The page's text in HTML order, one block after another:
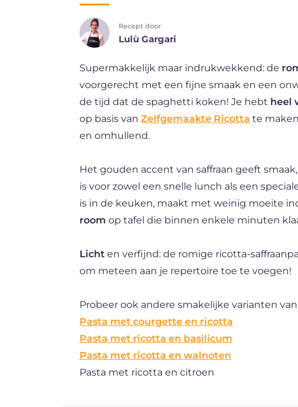
FR
BR
Recept door
Lulù Gargari
Supermakkelijk maar indrukwekkend: de
voorgerecht met een fijne smaak en een
de tijd dat de spaghetti koken! Je hebt heel
op basis van Zelfgemaakte Ricotta te
en omhullend.
Het gouden accent van saffraan geeft
is voor zowel een snelle lunch als een
is in de keuken, maakt met weinig moeite
room op tafel die binnen enkele minuten
Licht en verfijnd: de romige ricotta-
om meteen aan je repertoire toe te voegen!
Probeer ook andere smakelijke varianten van
Pasta met courgette en ricotta
Pasta met ricotta en basilicum
Pasta met ricotta en walnoten
Pasta met ricotta en citroen